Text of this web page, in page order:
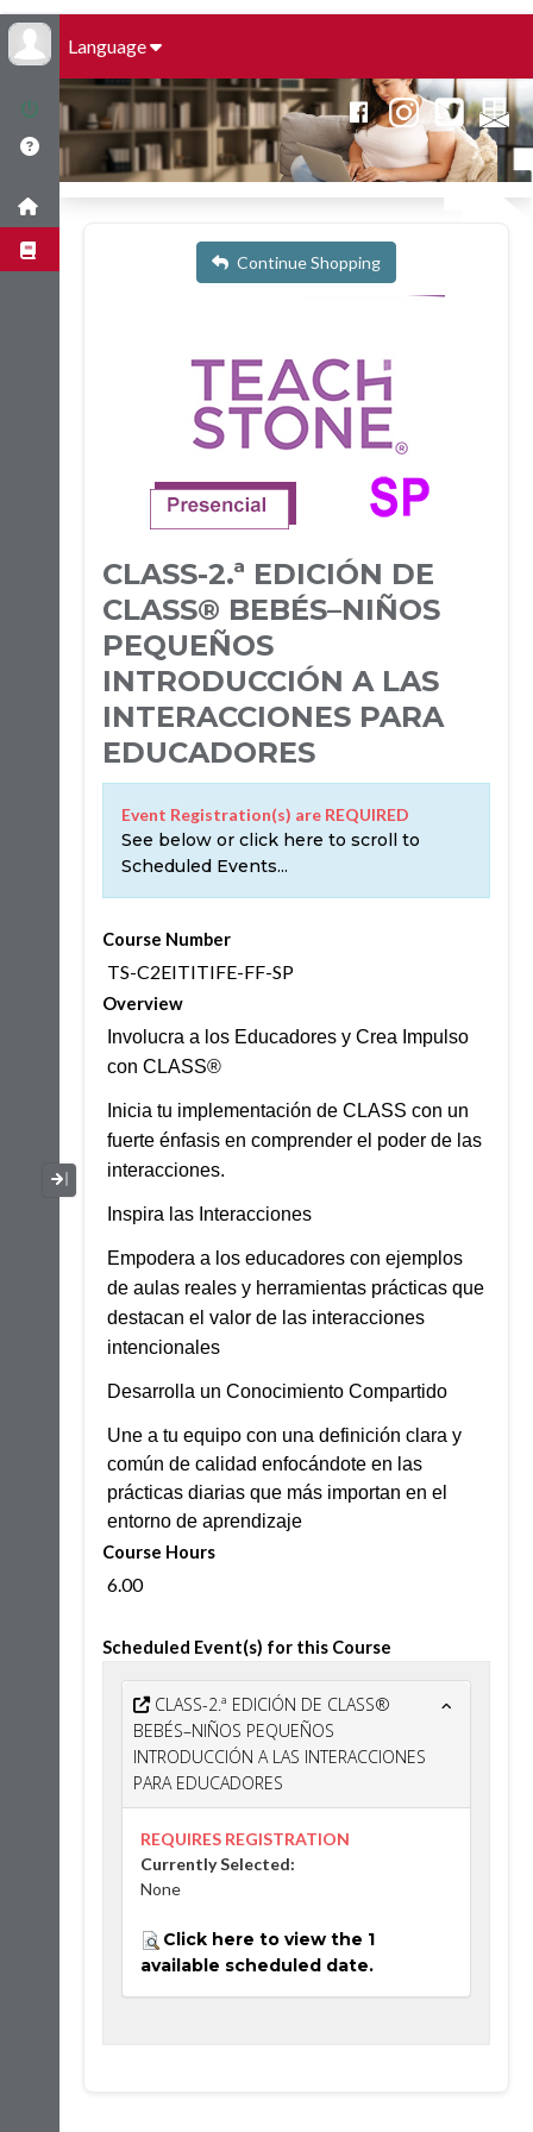
Language
Collapse / Expand Menu
Continue Shopping
CLASS-2.ª EDICIÓN DE
CLASS® BEBÉS–NIÑOS
PEQUEÑOS
INTRODUCCIÓN A LAS
INTERACCIONES PARA
EDUCADORES
Event Registration(s) are REQUIRED
See below or click here to scroll to
Scheduled Events...
Course Number
TS-C2EITITIFE-FF-SP
Overview
Involucra a los Educadores y Crea Impulso
con CLASS®
Inicia tu implementación de CLASS con un
fuerte énfasis en comprender el poder de las
interacciones.
Inspira las Interacciones
Empodera a los educadores con ejemplos
de aulas reales y herramientas prácticas que
destacan el valor de las interacciones
intencionales
Desarrolla un Conocimiento Compartido
Une a tu equipo con una definición clara y
común de calidad enfocándote en las
prácticas diarias que más importan en el
entorno de aprendizaje
Course Hours
6.00
Scheduled Event(s) for this Course
CLASS-2.ª EDICIÓN DE CLASS®
BEBÉS–NIÑOS PEQUEÑOS
INTRODUCCIÓN A LAS INTERACCIONES
PARA EDUCADORES
REQUIRES REGISTRATION
Currently Selected:
None
Click here to view the 1
available scheduled date.